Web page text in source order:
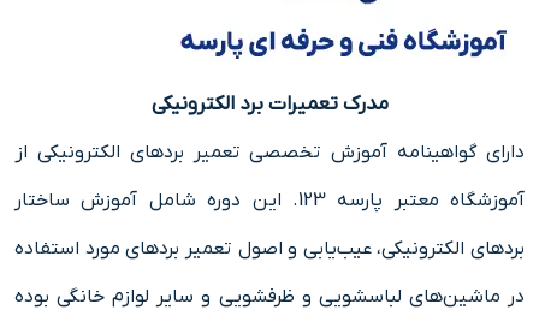
مدرک تعمیرات برد الکترونیکی
دارای گواهینامه آموزش تخصصی تعمیر بردهای الکترونیکی از
آموزشگاه معتبر پارسه 123. این دوره شامل آموزش ساختار
بردهای الکترونیکی، عیب‌یابی و اصول تعمیر بردهای مورد استفاده
در ماشین‌های لباسشویی و ظرفشویی و سایر لوازم خانگی بوده